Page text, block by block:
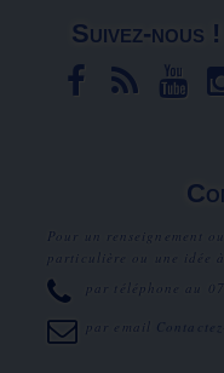
Suivez-nous !
Pour un renseignement
particulière ou une idée
par téléphone au
par email